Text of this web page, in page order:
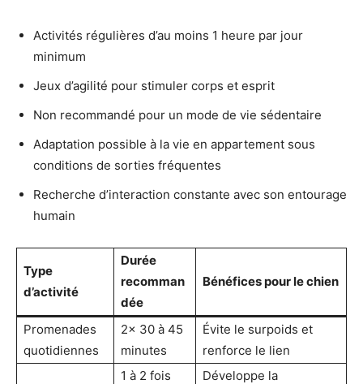
Activités régulières d’au moins 1 heure par jour
minimum
Jeux d’agilité pour stimuler corps et esprit
Non recommandé pour un mode de vie sédentaire
Adaptation possible à la vie en appartement sous
conditions de sorties fréquentes
Recherche d’interaction constante avec son entourage
humain
Type
d’activité
Durée
recomman
dée
Bénéfices pour le chien
Promenades
quotidiennes
2x 30 à 45
minutes
Évite le surpoids et
renforce le lien
1 à 2 fois
Développe la